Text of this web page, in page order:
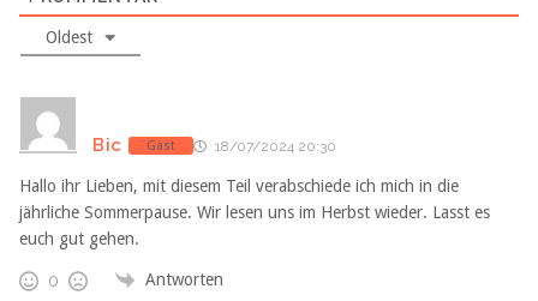
Oldest
Bic Gast 18/07/2024 20:30
Hallo ihr Lieben, mit diesem Teil verabschiede ich mich in die
jährliche Sommerpause. Wir lesen uns im Herbst wieder. Lasst es
euch gut gehen.
0 Antworten